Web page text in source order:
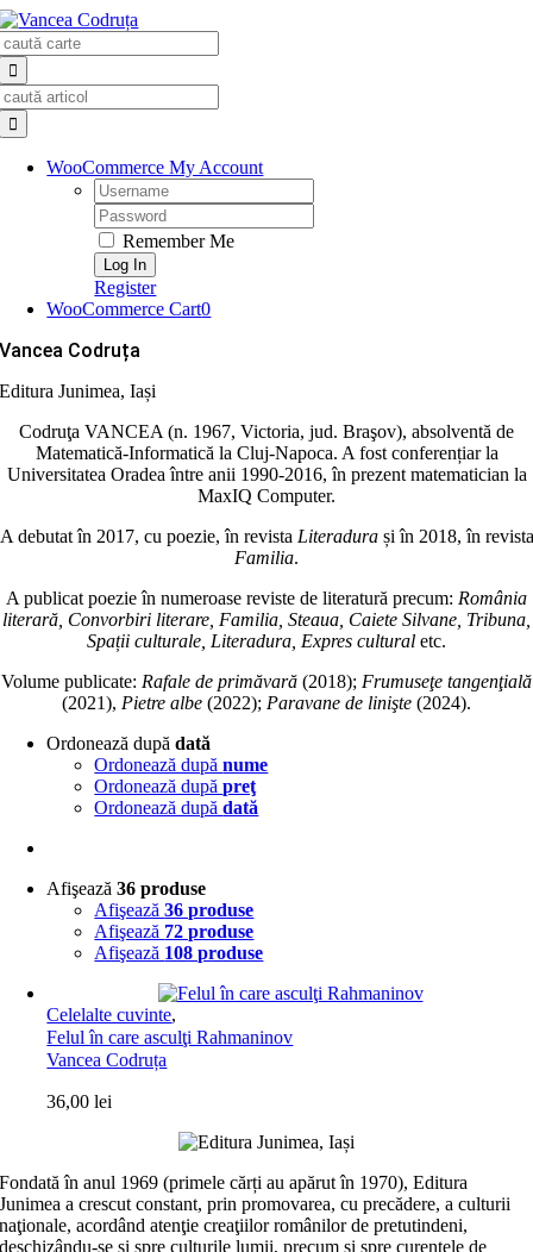
Skip
to
content
WooCommerce My Account
Username:
Password:
Remember Me
Register
WooCommerce Cart0
Vancea Codruța
Editura Junimea, Iași
Codruţa VANCEA (n. 1967, Victoria, jud. Braşov), absolventă de
Matematică-Informatică la Cluj-Napoca. A fost conferențiar la
Universitatea Oradea între anii 1990-2016, în prezent matematician la
MaxIQ Computer.
A debutat în 2017, cu poezie, în revista Literadurași în 2018, în revista
Familia.
A publicat poezie în numeroase reviste de literatură precum: România
literară, Convorbiri literare, Familia, Steaua, Caiete Silvane, Tribuna,
Spații culturale, Literadura, Expres cultural etc.
Volume publicate: Rafale de primăvară (2018); Frumuseţe tangenţială
(2021), Pietre albe (2022); Paravane de linişte (2024).
Ordonează dupădată
Ordonează dupănume
Ordonează dupăpreţ
Ordonează dupădată
Afişează36 produse
Afişează36 produse
Afişează 72 produse
Afişează 108 produse
Celelalte cuvinte,
Felul în care asculţi Rahmaninov
Vancea Codruța
36,00lei
Fondată în anul 1969 (primele cărți au apărut în 1970), Editura
Junimea a crescut constant, prin promovarea, cu precădere, a culturii
naţionale, acordând atenţie creaţiilor românilor de pretutindeni,
deschizându-se şi spre culturile lumii, precum şi spre curentele de